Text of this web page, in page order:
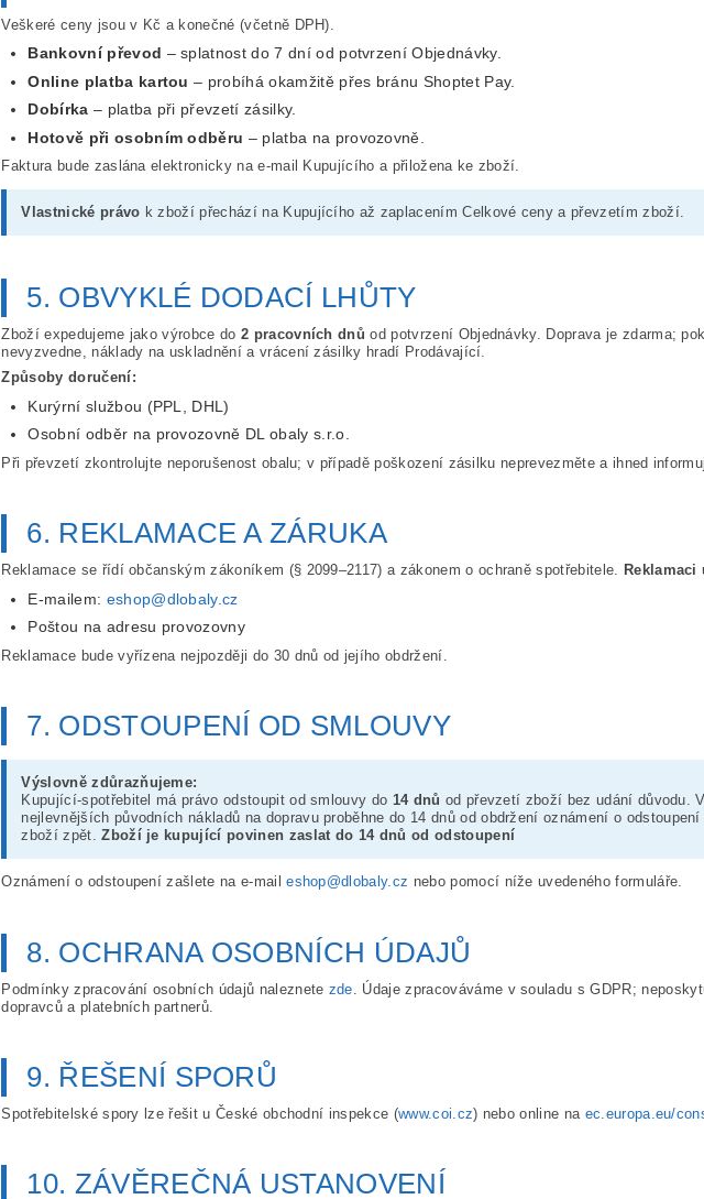
Veškeré ceny jsou v Kč a konečné (včetně DPH).
Bankovní převod – splatnost do 7 dní od potvrzení Objednávky.
Online platba kartou – probíhá okamžitě přes bránu Shoptet Pay.
Dobírka – platba při převzetí zásilky.
Hotově při osobním odběru – platba na provozovně.
Faktura bude zaslána elektronicky na e-mail Kupujícího a přiložena ke zboží.
Vlastnické právo k zboží přechází na Kupujícího až zaplacením Celkové ceny a převzetím zboží.
5. OBVYKLÉ DODACÍ LHŮTY
Zboží expedujeme jako výrobce do 2 pracovních dnů od potvrzení Objednávky. Doprava je zdarma;
nevyzvedne, náklady na uskladnění a vrácení zásilky hradí Prodávající.
Způsoby doručení:
Kurýrní službou (PPL, DHL)
Osobní odběr na provozovně DL obaly s.r.o.
Při převzetí zkontrolujte neporušenost obalu; v případě poškození zásilku neprevezměte a ihned
6. REKLAMACE A ZÁRUKA
Reklamace se řídí občanským zákoníkem (§ 2099–2117) a zákonem o ochraně spotřebitele. Reklamaci
E-mailem: eshop@dlobaly.cz
Poštou na adresu provozovny
Reklamace bude vyřízena nejpozději do 30 dnů od jejího obdržení.
7. ODSTOUPENÍ OD SMLOUVY
Výslovně zdůrazňujeme:
Kupující-spotřebitel má právo odstoupit od smlouvy do 14 dnů od převzetí zboží bez udání důvodu.
nejlevnějších původních nákladů na dopravu proběhne do 14 dnů od obdržení oznámení o
zboží zpět.Zboží je kupující povinen zaslat do 14 dnů od odstoupení
Oznámení o odstoupení zašlete na e-maileshop@dlobaly.cz nebo pomocí níže uvedeného formuláře.
8. OCHRANA OSOBNÍCH ÚDAJŮ
Podmínky zpracování osobních údajů naleznete zde . Údaje zpracováváme v souladu s GDPR;
dopravců a platebních partnerů.
9. ŘEŠENÍ SPORŮ
Spotřebitelské spory lze řešit u České obchodní inspekce (www.coi.cz) nebo online na ec.europa.eu/
10. ZÁVĚREČNÁ USTANOVENÍ